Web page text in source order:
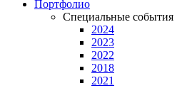
Портфолио
Специальные события
2024
2023
2022
2018
2021